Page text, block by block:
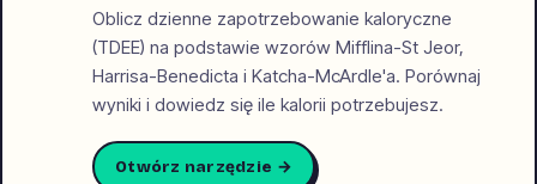
Oblicz dzienne zapotrzebowanie kaloryczne
(TDEE) na podstawie wzorów Mifflina-St Jeor,
Harrisa-Benedicta i Katcha-McArdle'a. Porównaj
wyniki i dowiedz się ile kalorii potrzebujesz.
Otwórz narzędzie →